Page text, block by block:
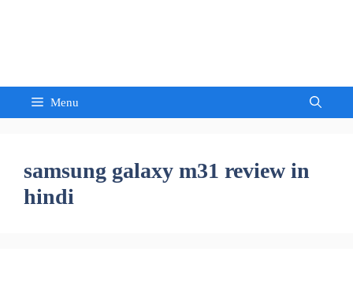
Menu
samsung galaxy m31 review in
hindi